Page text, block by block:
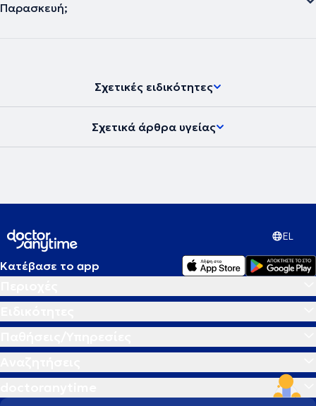
Παρασκευή;
Σχετικές ειδικότητες
Σχετικά άρθρα υγείας
EL
Κατέβασε το app